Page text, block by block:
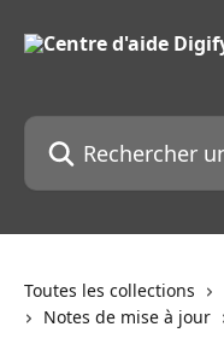
Rechercher un article...
Toutes les collections
Notes de mise à jour